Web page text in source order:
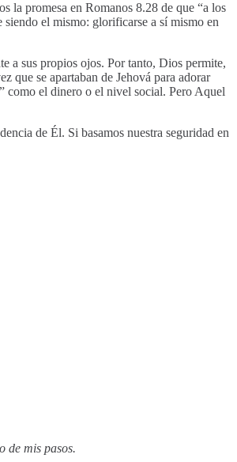
la promesa en Romanos 8.28 de que “a los
siendo el mismo: glorificarse a sí mismo en
a sus propios ojos. Por tanto, Dios permite,
que se apartaban de Jehová para adorar
como el dinero o el nivel social. Pero Aquel
de Él. Si basamos nuestra seguridad en
de mis pasos.